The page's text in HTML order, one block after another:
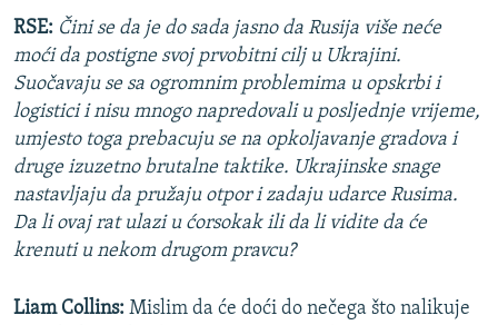
RSE: Čini se da je do sada jasno da Rusija više neće
moći da postigne svoj prvobitni cilj u Ukrajini.
Suočavaju se sa ogromnim problemima u opskrbi i
logistici i nisu mnogo napredovali u posljednje vrijeme,
umjesto toga prebacuju se na opkoljavanje gradova i
druge izuzetno brutalne taktike. Ukrajinske snage
nastavljaju da pružaju otpor i zadaju udarce Rusima.
Da li ovaj rat ulazi u ćorsokak ili da li vidite da će
krenuti u nekom drugom pravcu?
Liam Collins: Mislim da će doći do nečega što nalikuje